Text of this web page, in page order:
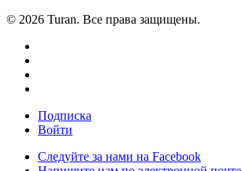
© 2026 Turan. Все права защищены.
Подписка
Войти
Следуйте за нами на Facebook